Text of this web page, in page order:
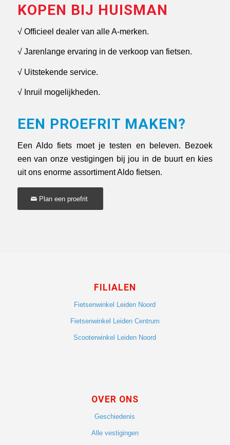
KOPEN BIJ HUISMAN
√ Officieel dealer van alle A-merken.
√ Jarenlange ervaring in de verkoop van fietsen.
√ Uitstekende service.
√ Inruil mogelijkheden.
EEN PROEFRIT MAKEN?
Een Aldo fiets moet je testen en beleven. Bezoek
een van onze vestigingen bij jou in de buurt en kies
uit ons enorme assortiment Aldo fietsen.
Plan een proefrit
FILIALEN
Fietsenwinkel Leiden Noord
Fietsenwinkel Leiden Centrum
Scooterwinkel Leiden Noord
OVER ONS
Geschiedenis
Alle vestigingen